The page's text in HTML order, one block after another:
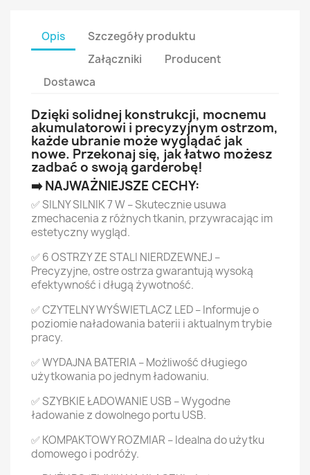
Opis
Szczegóły produktu
Załączniki
Producent
Dostawca
Dzięki solidnej konstrukcji, mocnemu
akumulatorowi i precyzyjnym ostrzom,
każde ubranie może wyglądać jak
nowe. Przekonaj się, jak łatwo możesz
zadbać o swoją garderobę!
➡️ NAJWAŻNIEJSZE CECHY:
✅ SILNY SILNIK 7 W – Skutecznie usuwa
zmechacenia z różnych tkanin, przywracając im
estetyczny wygląd.
✅ 6 OSTRZY ZE STALI NIERDZEWNEJ –
Precyzyjne, ostre ostrza gwarantują wysoką
efektywność i długą żywotność.
✅ CZYTELNY WYŚWIETLACZ LED – Informuje o
poziomie naładowania baterii i aktualnym trybie
pracy.
✅ WYDAJNA BATERIA – Możliwość długiego
użytkowania po jednym ładowaniu.
✅ SZYBKIE ŁADOWANIE USB – Wygodne
ładowanie z dowolnego portu USB.
✅ KOMPAKTOWY ROZMIAR – Idealna do użytku
domowego i podróży.